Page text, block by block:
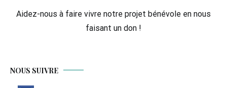
Aidez-nous à faire vivre notre projet bénévole en nous
faisant un don !
NOUS SUIVRE